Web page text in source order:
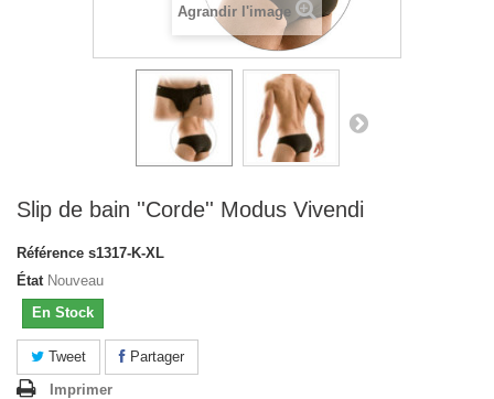
Agrandir l'image
Slip de bain ''Corde'' Modus Vivendi
Référence s1317-K-XL
État Nouveau
En Stock
Tweet
Partager
Imprimer